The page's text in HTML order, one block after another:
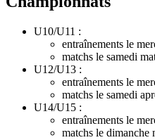
U10/U11 :
entraînements le
matchs le samedi
U12/U13 :
entraînements le
matchs le samedi
U14/U15 :
entraînements le
matchs le dimanche